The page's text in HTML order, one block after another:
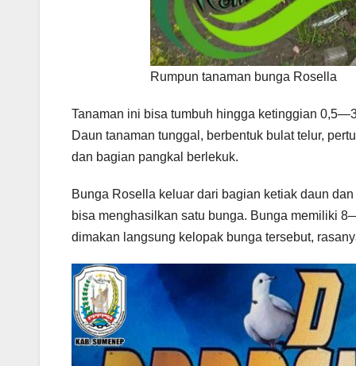
Rumpun tanaman bunga Rosella
Tanaman ini bisa tumbuh hingga ketinggian
Daun tanaman tunggal, berbentuk bulat telur,
dan bagian pangkal berlekuk.
Bunga Rosella keluar dari bagian ketiak daun
bisa menghasilkan satu bunga. Bunga memiliki
dimakan langsung kelopak bunga tersebut,